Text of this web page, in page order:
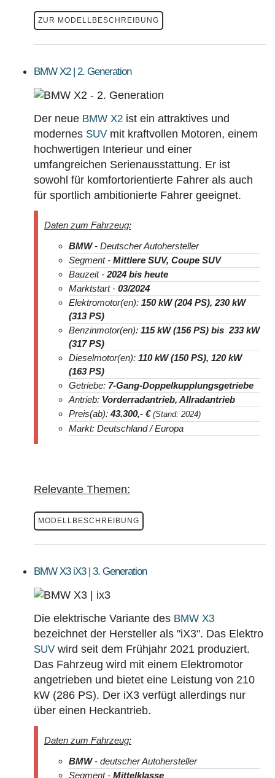
ZUR MODELLBESCHREIBUNG
BMW X2 | 2. Generation
Der neue BMW X2 ist ein attraktives und
modernes SUV mit kraftvollen Motoren, einem
hochwertigen Interieur und einer
umfangreichen Serienausstattung. Er ist
sowohl für komfortorientierte Fahrer als auch
für sportlich ambitionierte Fahrer geeignet.
Daten zum Fahrzeug:
BMW- Deutscher Autohersteller
Segment - Mittlere SUV, Coupe SUV
Bauzeit - 2024 bis heute
Marktstart - 03/2024
Elektromotor(en): 150 kW (204 PS), 230 kW
(313 PS)
Benzinmotor(en): 115 kW (156 PS) bis 233 kW
(317 PS)
Dieselmotor(en): 110 kW (150 PS), 120 kW
(163 PS)
Getriebe: 7-Gang-Doppelkupplungsgetriebe
Antrieb: Vorderradantrieb, Allradantrieb
Preis(ab):43.300,- € (Stand: 2024)
Markt: Deutschland / Europa
Relevante Themen:
MODELLBESCHREIBUNG
BMW X3 iX3 | 3. Generation
Die elektrische Variante des BMW X3
bezeichnet der Hersteller als "iX3". Das Elektro
SUV wird seit dem Frühjahr 2021 produziert.
Das Fahrzeug wird mit einem Elektromotor
angetrieben und bietet eine Leistung von 210
kW (286 PS). Der iX3 verfügt allerdings nur
über einen Heckantrieb.
Daten zum Fahrzeug:
BMW- deutscher Autohersteller
Segment - Mittelklasse